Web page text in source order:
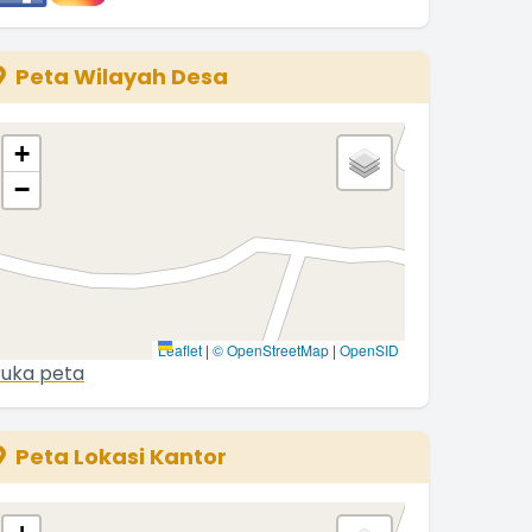
Peta Wilayah Desa
+
−
Leaflet | © OpenStreetMap | OpenSID
peta
Peta Lokasi Kantor